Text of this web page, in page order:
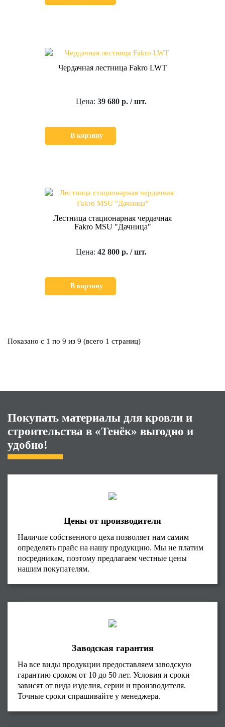
Чердачная лестница Fakro LWT
Цена: 39 680 р. / шт.
В корзину
Лестница стационарная чердачная
Fakro MSU "Дачница"
Цена: 42 800 р. / шт.
В корзину
Показано с 1 по 9 из 9 (всего 1 страниц)
Покупать материалы для кровли и
строительства в «Тенёк» выгодно и
удобно!
Цены от производителя
Наличие собственного цеха позволяет нам самим
определять прайс на нашу продукцию. Мы не платим
посредникам, поэтому предлагаем честные цены
нашим покупателям.
Заводская гарантия
На все виды продукции предоставляем заводскую
гарантию сроком от 10 до 50 лет. Условия и сроки
зависят от вида изделия, серии и производителя.
Точные сроки спрашивайте у менеджера.